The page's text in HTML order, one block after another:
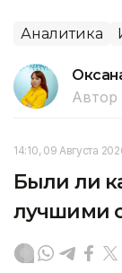
Аналитика
Автор
14:10, 09 Августа
Были ли
лучшими